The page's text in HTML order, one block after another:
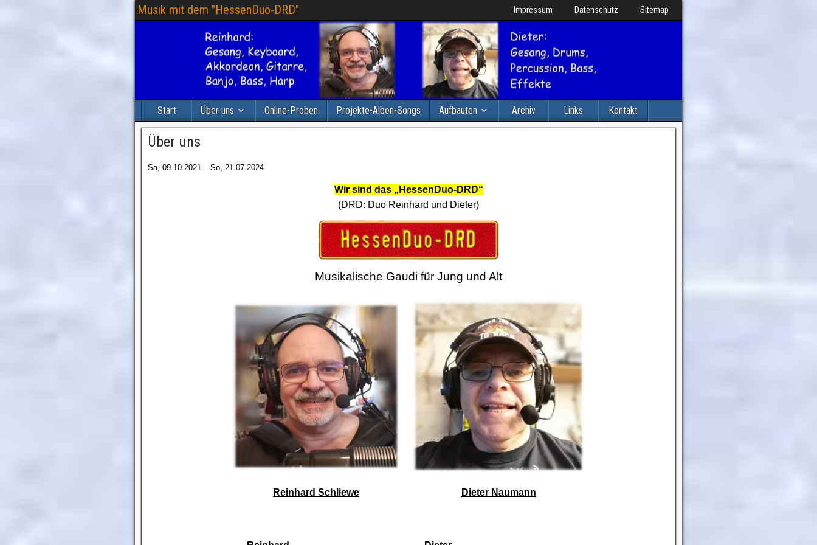
Musik mit dem "HessenDuo-DRD" Impressum Datenschutz Sitemap
Start Über uns Online-Proben Projekte-Alben-Songs Aufbauten Archiv Links Kontakt
Über uns
Sa, 09.10.2021 – So, 21.07.2024
Wir sind das „HessenDuo-DRD“
(DRD: Duo Reinhard und Dieter)
Musikalische Gaudi für Jung und Alt
Reinhard Schliewe Dieter Naumann